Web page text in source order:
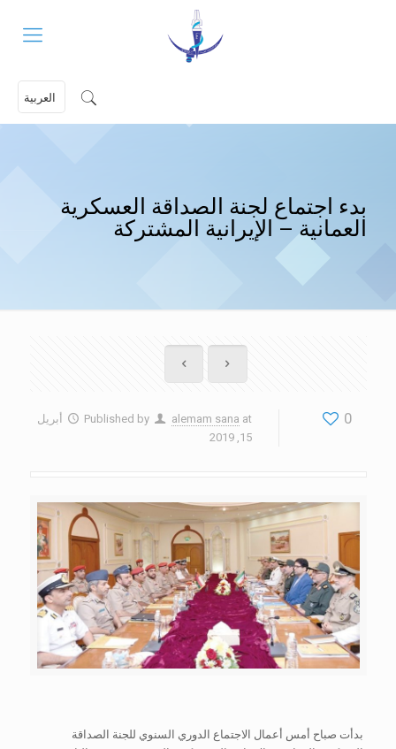
العربية
بدء اجتماع لجنة الصداقة العسكرية
العمانية – الإيرانية المشتركة
0
Published by alemam sana at
أبريل
15, 2019
بدأت صباح أمس أعمال الاجتماع الدوري السنوي للجنة الصداقة